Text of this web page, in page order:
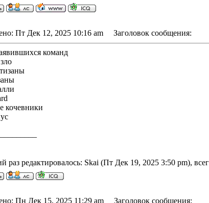
Пт Дек 12, 2025 10:16 am Заголовок сообщения:
команд
кочевники
раз редактировалось: Skai (Пт Дек 19, 2025 3:50 pm),
Пн Дек 15, 2025 11:29 am Заголовок сообщения: